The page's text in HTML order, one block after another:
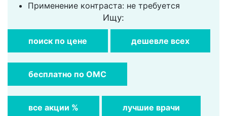
Применение контраста: не требуется
Ищу:
поиск по цене дешевле всех
бесплатно по ОМС
все акции % лучшие врачи